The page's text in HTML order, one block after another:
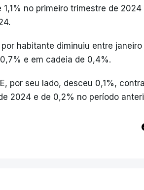
1,1% no primeiro trimestre de
habitante diminuiu entre
e em cadeia de 0,4%.
por seu lado, desceu 0,1%,
2024 e de 0,2% no período